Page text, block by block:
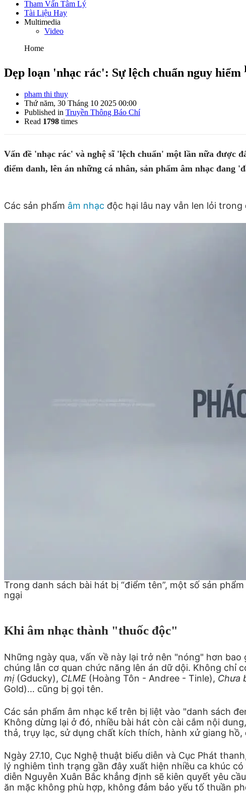
Tham Vấn Tâm Lý
Tài Liệu Hay
Multimedia
Video
Home
Dẹp loạn 'nhạc rác': Sự lệch chuẩn nguy hiểm
pham thi thuy
Thứ năm, 30 Tháng 10 2025 00:00
Published in Truyền Thông Báo Chí
Read 1798 times
Vấn đề 'nhạc rác' và nghệ sĩ 'lệch chuẩn' một lần nữa được
điểm danh, lên án những cá nhân, sản phẩm âm nhạc đang
Các sản phẩm âm nhạc độc hại lâu nay vẫn len lỏi
Trong danh sách bài hát bị “điểm tên”, một số sản
ngại
Khi âm nhạc thành "thuốc độc"
Những ngày qua, vấn về này lại trở nên "nóng" hơn
chúng lẫn cơ quan chức năng lên án dữ dội. Không chỉ
mị (Gducky), CLME (Hoàng Tôn - Andree - Tinle), Chưa
Gold)… cũng bị gọi tên.
Các sản phẩm âm nhạc kể trên bị liệt vào "danh sách
Không dừng lại ở đó, nhiều bài hát còn cài cắm nội
thả, trụy lạc, sử dụng chất kích thích, hành xử giang
Ngày 27.10, Cục Nghệ thuật biểu diễn và Cục Phát
lý nghiêm tình trạng gần đây xuất hiện nhiều ca khúc có
diễn Nguyễn Xuân Bắc khẳng định sẽ kiên quyết yêu
ăn mặc không phù hợp, không đảm bảo yếu tố thuần